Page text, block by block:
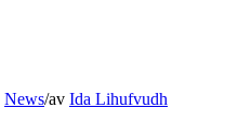
News/av Ida Lihufvudh